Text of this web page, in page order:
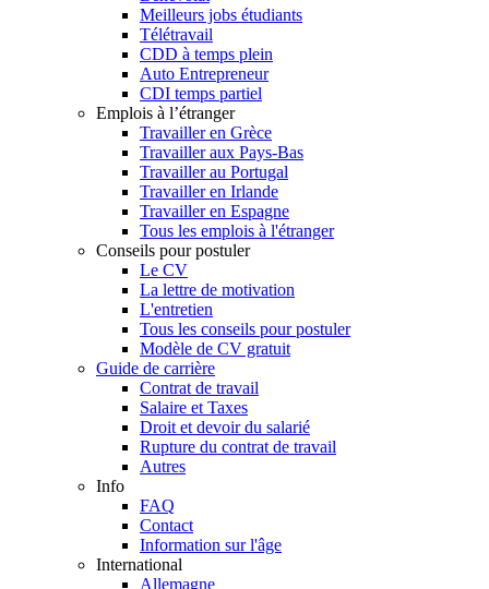
Meilleurs jobs étudiants
Télétravail
CDD à temps plein
Auto Entrepreneur
CDI temps partiel
Emplois à l’étranger
Travailler en Grèce
Travailler aux Pays-Bas
Travailler au Portugal
Travailler en Irlande
Travailler en Espagne
Tous les emplois à l'étranger
Conseils pour postuler
Le CV
La lettre de motivation
L'entretien
Tous les conseils pour postuler
Modèle de CV gratuit
Guide de carrière
Contrat de travail
Salaire et Taxes
Droit et devoir du salarié
Rupture du contrat de travail
Autres
Info
FAQ
Contact
Information sur l'âge
International
Allemagne